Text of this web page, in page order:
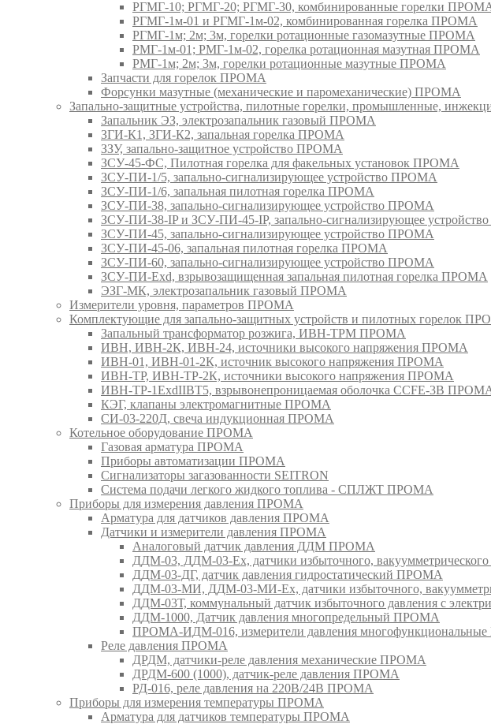
РГМГ-10; РГМГ-20; РГМГ-30, комбинированные горелки
РГМГ-1м-01 и РГМГ-1м-02, комбинированная горелка ПРОМА
РГМГ-1м; 2м; 3м, горелки ротационные газомазутные ПРОМА
РМГ-1м-01; РМГ-1м-02, горелка ротационная мазутная ПРОМА
РМГ-1м; 2м; 3м, горелки ротационные мазутные ПРОМА
Запчасти для горелок ПРОМА
Форсунки мазутные (механические и паромеханические) ПРОМА
Запально-защитные устройства, пилотные горелки, промышленные,
Запальник ЭЗ, электрозапальник газовый ПРОМА
ЗГИ-К1, ЗГИ-К2, запальная горелка ПРОМА
ЗЗУ, запально-защитное устройство ПРОМА
ЗСУ-45-ФС, Пилотная горелка для факельных установок ПРОМА
ЗСУ-ПИ-1/5, запально-сигнализирующее устройство ПРОМА
ЗСУ-ПИ-1/6, запальная пилотная горелка ПРОМА
ЗСУ-ПИ-38, запально-сигнализирующее устройство ПРОМА
ЗСУ-ПИ-38-IP и ЗСУ-ПИ-45-IP, запально-сигнализирующее
ЗСУ-ПИ-45, запально-сигнализирующее устройство ПРОМА
ЗСУ-ПИ-45-06, запальная пилотная горелка ПРОМА
ЗСУ-ПИ-60, запально-сигнализирующее устройство ПРОМА
ЗСУ-ПИ-Exd, взрывозащищенная запальная пилотная горелка ПРОМА
ЭЗГ-МК, электрозапальник газовый ПРОМА
Измерители уровня, параметров ПРОМА
Комплектующие для запально-защитных устройств и пилотных горелок
Запальный трансформатор розжига, ИВН-ТРМ ПРОМА
ИВН, ИВН-2К, ИВН-24, источники высокого напряжения ПРОМА
ИВН-01, ИВН-01-2К, источник высокого напряжения ПРОМА
ИВН-ТР, ИВН-ТР-2К, источники высокого напряжения ПРОМА
ИВН-ТР-1ExdIIBT5, взрывонепроницаемая оболочка CCFE-3B
КЭГ, клапаны электромагнитные ПРОМА
СИ-03-220Д, свеча индукционная ПРОМА
Котельное оборудование ПРОМА
Газовая арматура ПРОМА
Приборы автоматизации ПРОМА
Сигнализаторы загазованности SEITRON
Система подачи легкого жидкого топлива - СПЛЖТ ПРОМА
Приборы для измерения давления ПРОМА
Арматура для датчиков давления ПРОМА
Датчики и измерители давления ПРОМА
Аналоговый датчик давления ДДМ ПРОМА
ДДМ-03, ДДМ-03-Ех, датчики избыточного,
ДДМ-03-ДГ, датчик давления гидростатический ПРОМА
ДДМ-03-МИ, ДДМ-03-МИ-Ех, датчики избыточного,
ДДМ-03Т, коммунальный датчик избыточного давления с
ДДМ-1000, Датчик давления многопредельный ПРОМА
ПРОМА-ИДМ-016, измерители давления
Реле давления ПРОМА
ДРДМ, датчики-реле давления механические ПРОМА
ДРДМ-600 (1000), датчик-реле давления ПРОМА
РД-016, реле давления на 220В/24В ПРОМА
Приборы для измерения температуры ПРОМА
Арматура для датчиков температуры ПРОМА